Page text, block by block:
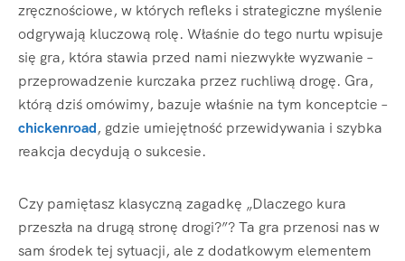
zręcznościowe, w których refleks i strategiczne myślenie
odgrywają kluczową rolę. Właśnie do tego nurtu wpisuje
się gra, która stawia przed nami niezwykłe wyzwanie –
przeprowadzenie kurczaka przez ruchliwą drogę. Gra,
którą dziś omówimy, bazuje właśnie na tym konceptcie –
chickenroad, gdzie umiejętność przewidywania i szybka
reakcja decydują o sukcesie.
Czy pamiętasz klasyczną zagadkę „Dlaczego kura
przeszła na drugą stronę drogi?”? Ta gra przenosi nas w
sam środek tej sytuacji, ale z dodatkowym elementem